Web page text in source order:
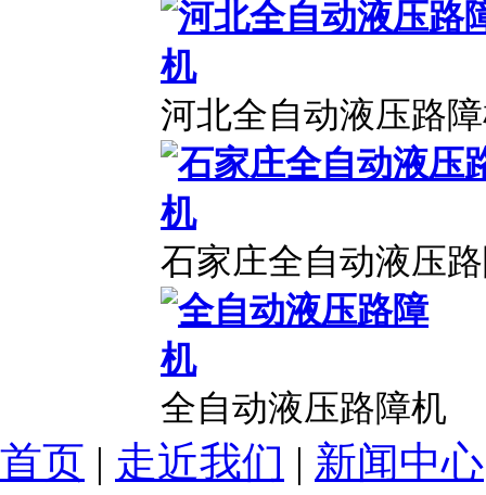
河北全自动液压路
石家庄全自动液压
全自动液压路障机
首页 | 走近我们 | 新闻中心